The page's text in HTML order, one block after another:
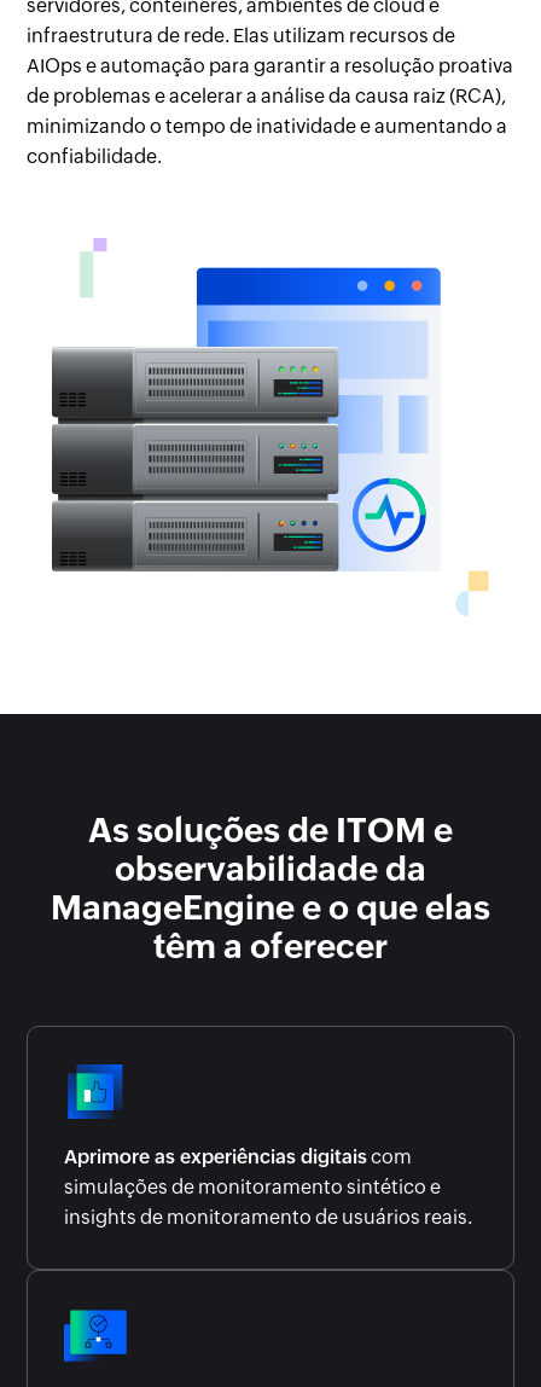
servidores, contêineres, ambientes de cloud e
infraestrutura de rede. Elas utilizam recursos de
AIOps e automação para garantir a resolução proativa
de problemas e acelerar a análise da causa raiz (RCA),
minimizando o tempo de inatividade e aumentando a
confiabilidade.
As soluções de ITOM e
observabilidade da
ManageEnginee o que elas
têm a oferecer
Aprimore as experiências digitaiscom
simulações de monitoramento sintético e
insights de monitoramento de usuários reais.